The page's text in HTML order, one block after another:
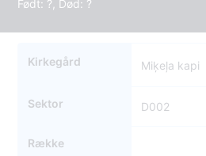
Født: ?, Død: ?
Kirkegård Miķeļa kapi
Sektor D002
Række